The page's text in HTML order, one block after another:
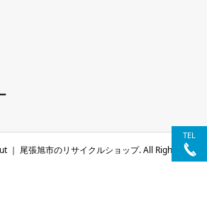
｜ 尾張旭市のリサイクルショップ. All Rights
TEL